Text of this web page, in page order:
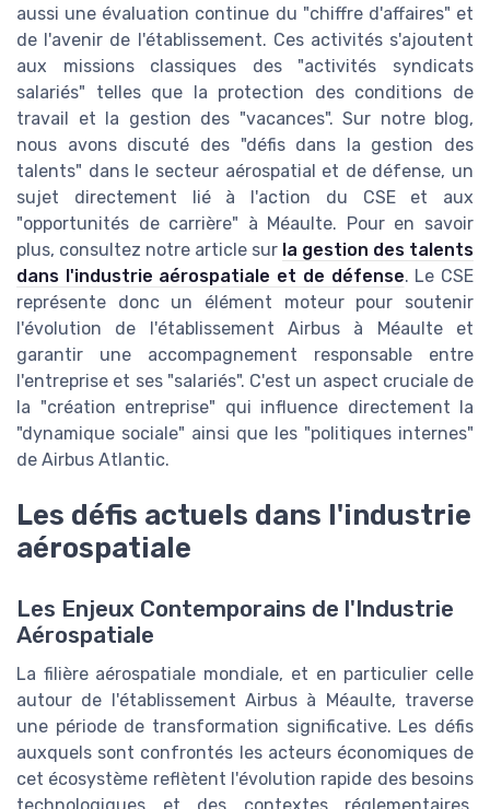
aussi une évaluation continue du "chiffre d'affaires" et
de l'avenir de l'établissement. Ces activités s'ajoutent
aux missions classiques des "activités syndicats
salariés" telles que la protection des conditions de
travail et la gestion des "vacances". Sur notre blog,
nous avons discuté des "défis dans la gestion des
talents" dans le secteur aérospatial et de défense, un
sujet directement lié à l'action du CSE et aux
"opportunités de carrière" à Méaulte. Pour en savoir
plus, consultez notre article sur la gestion des talents
dans l'industrie aérospatiale et de défense. Le CSE
représente donc un élément moteur pour soutenir
l'évolution de l'établissement Airbus à Méaulte et
garantir une accompagnement responsable entre
l'entreprise et ses "salariés". C'est un aspect cruciale de
la "création entreprise" qui influence directement la
"dynamique sociale" ainsi que les "politiques internes"
de Airbus Atlantic.
Les défis actuels dans l'industrie
aérospatiale
Les Enjeux Contemporains de l'Industrie
Aérospatiale
La filière aérospatiale mondiale, et en particulier celle
autour de l'établissement Airbus à Méaulte, traverse
une période de transformation significative. Les défis
auxquels sont confrontés les acteurs économiques de
cet écosystème reflètent l'évolution rapide des besoins